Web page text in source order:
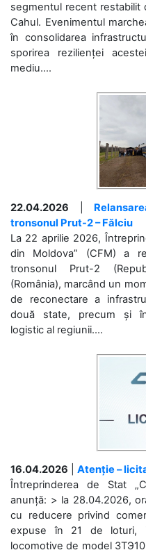
segmentul recent restabilit
Cahul. Evenimentul
în consolidarea
sporirea rezilienței
mediu....
22.04.2026
tronsonul Prut-2 – Fălciu
La 22 aprilie 2026,
din Moldova” (CFM) a
tronsonul Prut-2
(România), marcând un
de reconectare a
două state, precum și
logistic al regiunii....
16.04.2026
Atenție –
Întreprinderea de Stat
anunță: > la 28.04.2026,
cu reducere privind
expuse în 21 de
locomotive de model